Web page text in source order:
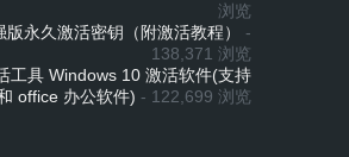
浏览
永久激活密钥（附激活教程）
-
138,371 浏览
工具 Windows 10 激活软件(支持
office 办公软件) - 122,699 浏览